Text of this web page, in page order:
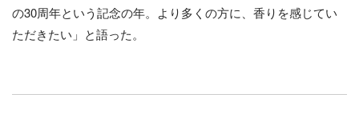
の30周年という記念の年。より多くの方に、香りを感じてい
ただきたい」と語った。